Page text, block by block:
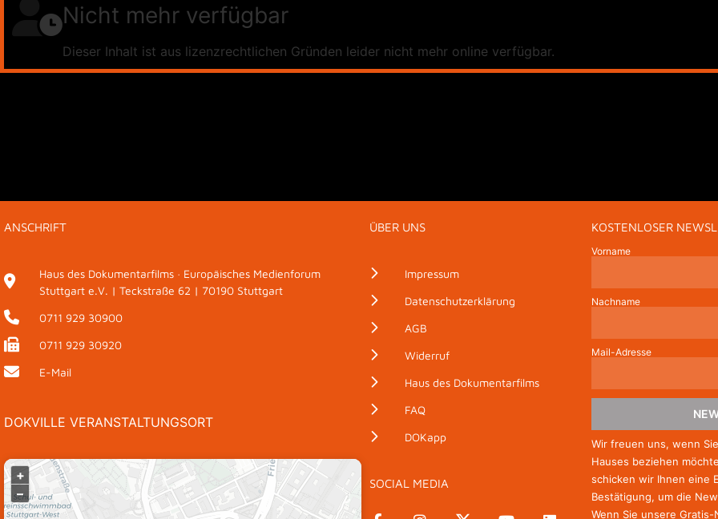
Nicht mehr verfügbar
Dieser Inhalt ist aus lizenzrechtlichen Gründen leider nicht mehr online verfügbar.
ANSCHRIFT
Haus des Dokumentarfilms · Europäisches Medienforum
Stuttgart e.V. | Teckstraße 62 | 70190 Stuttgart
0711 929 30900
0711 929 30920
E-Mail
DOKVILLE VERANSTALTUNGSORT
+
–
ÜBER UNS
Impressum
Datenschutzerklärung
AGB
Widerruf
Haus des Dokumentarfilms
FAQ
DOKapp
SOCIAL MEDIA
KOSTENLOSER
Vorname
Nachname
Mail-Adresse
Wir freuen uns, wenn
Hauses beziehen
schicken wir Ihnen eine
Bestätigung, um die
Wenn Sie unsere